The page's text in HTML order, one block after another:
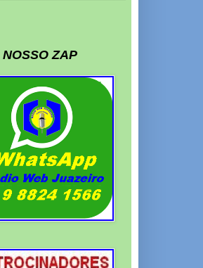
NOSSO ZAP